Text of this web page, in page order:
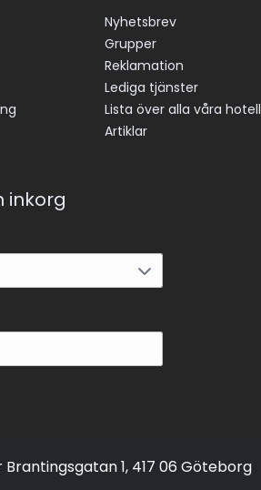
Nyhetsbrev
Grupper
Reklamation
Lediga tjänster
Lista över alla våra hotell
Artiklar
inkorg
Brantingsgatan 1, 417 06 Göteborg